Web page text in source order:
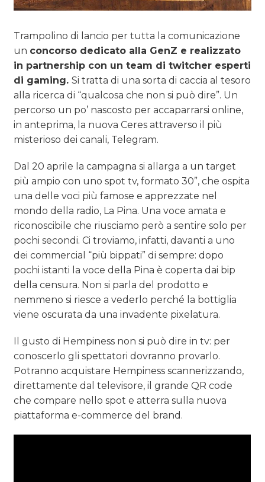
Trampolino di lancio per tutta la comunicazione
un concorso dedicato alla GenZ e realizzato
in partnership con un team di twitcher esperti
di gaming.Si tratta di una sorta di caccia al tesoro
alla ricerca di “qualcosa che non si può dire”. Un
percorso un po’ nascosto per accaparrarsi online,
in anteprima, la nuova Ceres attraverso il più
misterioso dei canali, Telegram.
Dal 20 aprile la campagna si allarga a un target
più ampio con uno spot tv, formato 30”, che ospita
una delle voci più famose e apprezzate nel
mondo della radio, La Pina. Una voce amata e
riconoscibile che riusciamo però a sentire solo per
pochi secondi. Ci troviamo, infatti, davanti a uno
dei commercial “più bippati” di sempre: dopo
pochi istanti la voce della Pina è coperta dai bip
della censura. Non si parla del prodotto e
nemmeno si riesce a vederlo perché la bottiglia
viene oscurata da una invadente pixelatura.
Il gusto di Hempiness non si può dire in tv: per
conoscerlo gli spettatori dovranno provarlo.
Potranno acquistare Hempiness scannerizzando,
direttamente dal televisore, il grande QR code
che compare nello spot e atterra sulla nuova
piattaforma e-commerce del brand.